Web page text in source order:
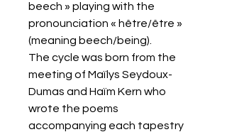
beech » playing with the
pronounciation « hêtre/être »
(meaning beech/being).
The cycle was born from the
meeting of Maïlys Seydoux-
Dumas and Haïm Kern who
wrote the poems
accompanying each tapestry